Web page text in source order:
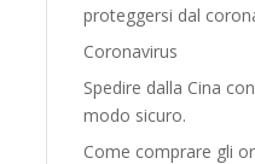
proteggersi dal
Coronavirus
Spedire dalla Cina
modo sicuro.
Come comprare gli